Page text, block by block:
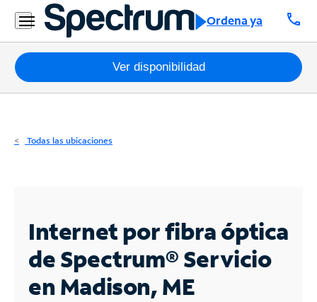
Ordena ya call
Residencial
Business
Paquetes
Internet
Business
Contáctanos
Ver disponibilidad
Todas las ubicaciones
Internet por fibra óptica
de Spectrum®Servicio
en Madison, ME